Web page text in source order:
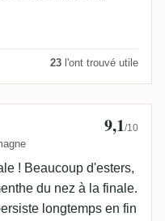
23 l'ont trouvé utile
9,1/10
! Beaucoup d'esters,
du nez à la finale.
longtemps en fin